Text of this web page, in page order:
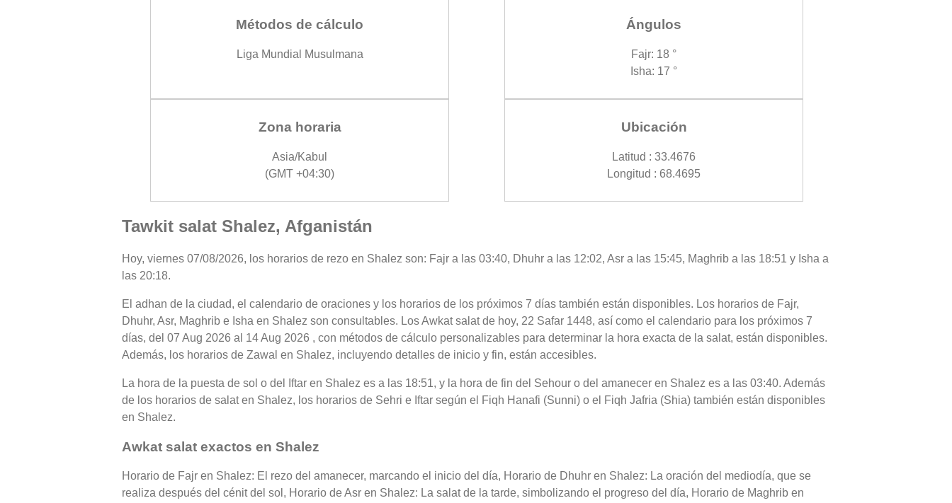
Métodos de cálculo
Liga Mundial Musulmana
Ángulos
Fajr: 18 °
Isha: 17 °
Zona horaria
Asia/Kabul
(GMT +04:30)
Ubicación
Latitud : 33.4676
Longitud : 68.4695
Tawkit salat Shalez, Afganistán
Hoy, viernes 07/08/2026, los horarios de rezo en Shalez son: Fajr a las 03:40, Dhuhr a las 12:02, Asr a las 15:45, Maghrib a las 18:51 y Isha a
las 20:18.
El adhan de la ciudad, el calendario de oraciones y los horarios de los próximos 7 días también están disponibles. Los horarios de Fajr,
Dhuhr, Asr, Maghrib e Isha en Shalez son consultables. Los Awkat salat de hoy, 22 Safar 1448, así como el calendario para los próximos 7
días, del 07 Aug 2026 al 14 Aug 2026 , con métodos de cálculo personalizables para determinar la hora exacta de la salat, están disponibles.
Además, los horarios de Zawal en Shalez, incluyendo detalles de inicio y fin, están accesibles.
La hora de la puesta de sol o del Iftar en Shalez es a las 18:51, y la hora de fin del Sehour o del amanecer en Shalez es a las 03:40. Además
de los horarios de salat en Shalez, los horarios de Sehri e Iftar según el Fiqh Hanafi (Sunni) o el Fiqh Jafria (Shia) también están disponibles
en Shalez.
Awkat salat exactos en Shalez
Horario de Fajr en Shalez: El rezo del amanecer, marcando el inicio del día, Horario de Dhuhr en Shalez: La oración del mediodía, que se
realiza después del cénit del sol, Horario de Asr en Shalez: La salat de la tarde, simbolizando el progreso del día, Horario de Maghrib en